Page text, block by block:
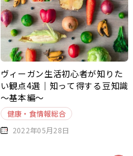
ヴィーガン生活初心者が知りた
い観点4選｜知って得する豆知識
～基本編～
健康・食情報総合
2022年05月28日